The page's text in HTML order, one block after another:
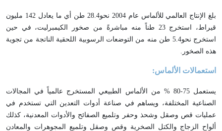
بلغ الإنتاج العالمي للألماس عام 2004 نحو28.4 طن أي ما يعادل 142 مليون
قيراط، استخرج 23 طناً منه مباشرةً من صخور الكيمبرليت، في حين
استخرج نحو5.4 طن منه من التوضعات الرسوبية اللحقية الناتجة من تجوية
هذه الصخور.
استعمالات الألماس:
يستعمل 75-80 % من الألماس الطبيعي المستخرج عالمياً في المجالات
الصناعية المختلفة، ويساهم في صناعة أدوات التعدين التي تستخدم في
عمليات قص وصقل وشحذ وحفر وتلميع الصفائح والأدوات المعدنية، كذلك
ألواح الزجاج والكتل الصخرية وقص وصقل وتلميع المجوهرات والمعادن